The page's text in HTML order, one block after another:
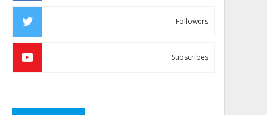
Followers
Subscribes